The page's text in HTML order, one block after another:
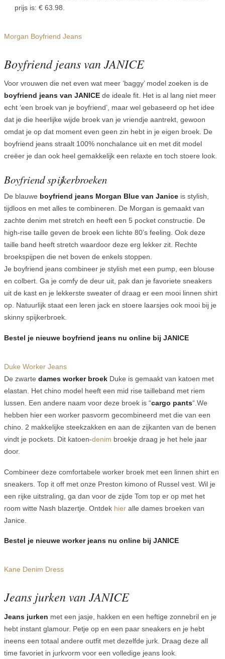
prijs is: € 63.98.
Morgan Boyfriend Jeans
Boyfriend jeans van JANICE
Voor vrouwen die net even wat meer ‘baggy’ model zoeken is de
boyfriend jeans van JANICE de ideale fit. Het is al lang niet meer
echt ‘een broek van je boyfriend’, maar wel gebaseerd op het idee
dat je die heerlijke wijde broek van je vriendje aantrekt, gewoon
omdat je op dat moment even geen zin hebt in je eigen broek. De
boyfriend jeans straalt 100% nonchalance uit en met dit model
creëer je dan ook heel gemakkelijk een relaxte en toch stoere look.
Boyfriend spijkerbroeken
De blauwe boyfriend jeans Morgan Blue van Janice is stylish,
tijdloos en met alles te combineren. De Morgan is gemaakt van
zachte denim met stretch en heeft een 5 pocket constructie. De
high-rise taille geven de broek een lichte 80’s feeling. Ook deze
taille band heeft stretch waardoor deze erg lekker zit. Rechte
broekspijpen die net boven de enkels stoppen.
Je boyfriend jeans combineer je stylish met een pump, een blouse
en colbert. Ga je comfy de deur uit, pak dan je favoriete sneakers
uit de kast en je lekkerste sweater of draag er een mooi linnen shirt
op. Natuurlijk staat een leren jack en stoere laarsjes ook mooi bij je
skinny spijkerbroek.
Bestel je nieuwe boyfriend jeans nu online bij JANICE
Duke Worker Jeans
De zwarte dames worker broek Duke is gemaakt van katoen met
elastan. Het chino model heeft een mid rise tailleband met riem
lussen. Een andere naam voor deze broek is “cargo pants“.We
hebben hier een worker pasvorm gecombineerd met die van een
chino. 2 makkelijke steekzakken en aan de zijkanten van de benen
vindt je pockets. Dit katoen-denim broekje draag je het hele jaar
door.
Combineer deze comfortabele worker broek met een linnen shirt en
sneakers. Top it off met onze Preston kimono of Russel vest. Wil je
een rijke uitstraling, ga dan voor de zijde Tom top er op met het
room witte Nash blazertje. Ontdek hier alle dames broeken van
Janice.
Bestel je nieuwe worker jeans nu online bij JANICE
Kane Denim Dress
Jeans jurken van JANICE
Jeans jurken met een jasje, hakken en een heftige zonnebril en je
hebt instant glamour. Petje op en een paar sneakers en je hebt
ineens een totaal andere outfit met dezelfde jurk. Draag deze all
time favoriet in jurkvorm voor een volledige jeans look.